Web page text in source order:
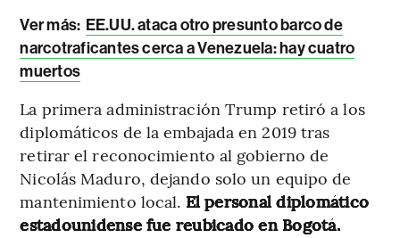
Ver más: EE.UU. ataca otro presunto barco de
narcotraficantes cerca a Venezuela: hay cuatro
muertos
La primera administración Trump retiró a los
diplomáticos de la embajada en 2019 tras
retirar el reconocimiento al gobierno de
Nicolás Maduro, dejando solo un equipo de
mantenimiento local. El personal diplomático
estadounidense fue reubicado en Bogotá.